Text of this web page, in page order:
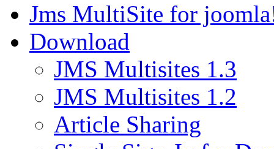
Jms MultiSite for
Download
JMS Multisites 1.3
JMS Multisites 1.2
Article Sharing